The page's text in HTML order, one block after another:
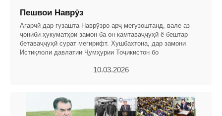
Пешвои Наврӯз
Агарчӣ дар гузашта Наврӯзро арҷ мегузоштанд, вале аз
ҷониби ҳукуматҳои замон ба он камтаваҷҷуҳӣ ё бештар
бетаваҷҷуҳӣ сурат мегирифт. Хушбахтона, дар замони
Истиқлоли давлатии Ҷумҳурии Тоҷикистон бо
10.03.2026